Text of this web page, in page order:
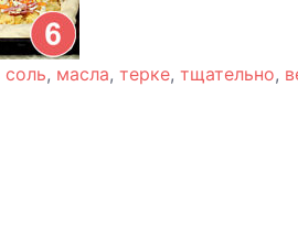
соль, масла, терке, тщательно,